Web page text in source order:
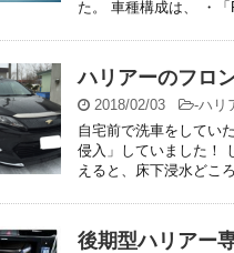
た。 車種構成は、 ・
ハリアーのフロ
2018/02/03 -ハリ
自宅前で洗車をしてい
侵入」していました！
えると、床下浸水どこ
後期型ハリアー